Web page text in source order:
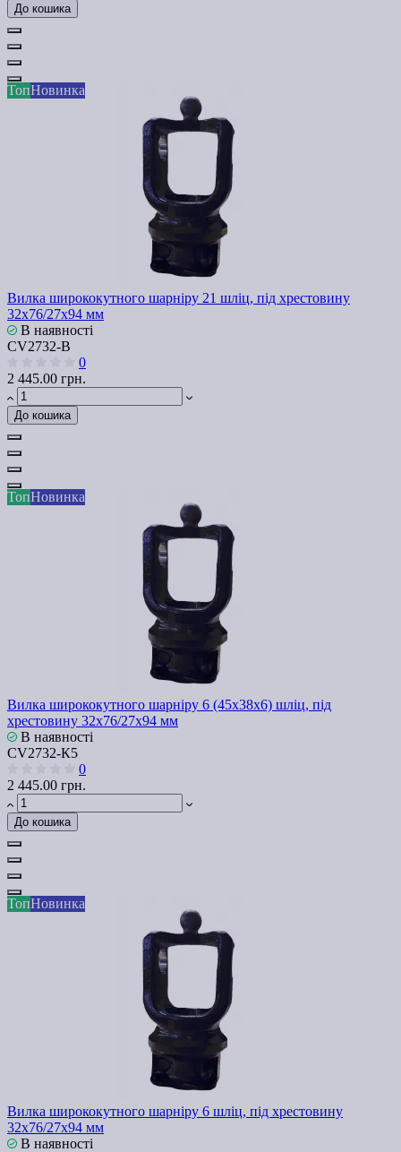
До кошика
ТопНовинка
Вилка ширококутного шарніру 21 шліц, під хрестовину
32х76/27х94 мм
В наявності
СV2732-В
0
2 445.00 грн.
До кошика
ТопНовинка
Вилка ширококутного шарніру 6 (45х38х6) шліц, під
хрестовину 32х76/27х94 мм
В наявності
СV2732-К5
0
2 445.00 грн.
До кошика
ТопНовинка
Вилка ширококутного шарніру 6 шліц, під хрестовину
32х76/27х94 мм
В наявності